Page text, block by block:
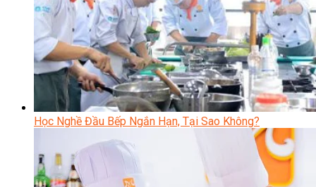
Học Nghề Đầu Bếp Ngắn Hạn, Tại Sao Không?